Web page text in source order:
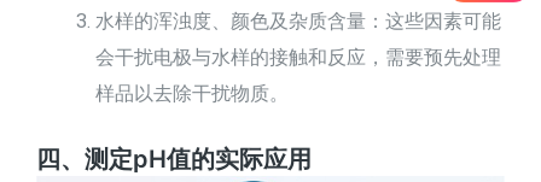
水样的浑浊度、颜色及杂质含量：这些因素可能
会干扰电极与水样的接触和反应，需要预先处理
样品以去除干扰物质。
四、测定pH值的实际应用